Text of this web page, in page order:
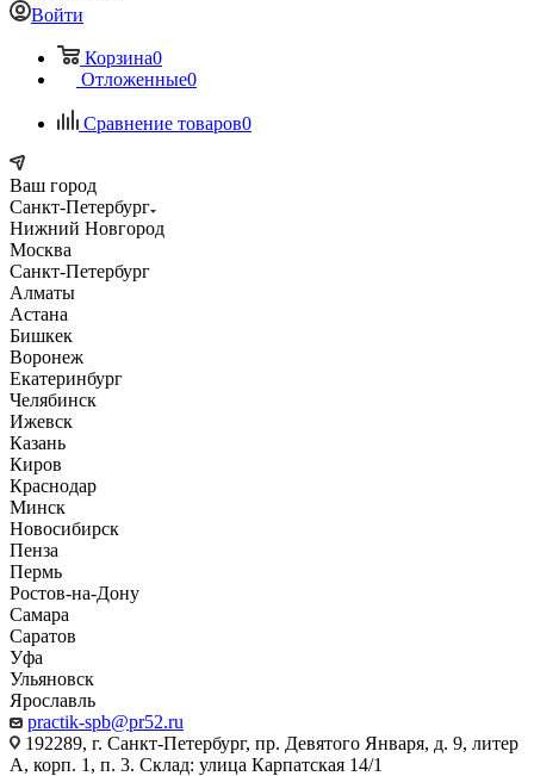
Войти
Корзина0
Отложенные0
Сравнение товаров0
Ваш город
Санкт-Петербург
Нижний Новгород
Москва
Санкт-Петербург
Алматы
Астана
Бишкек
Воронеж
Екатеринбург
Челябинск
Ижевск
Казань
Киров
Краснодар
Минск
Новосибирск
Пенза
Пермь
Ростов-на-Дону
Самара
Саратов
Уфа
Ульяновск
Ярославль
practik-spb@pr52.ru
192289, г. Санкт-Петербург, пр. Девятого Января, д. 9, литер
А, корп. 1, п. 3. Склад: улица Карпатская 14/1